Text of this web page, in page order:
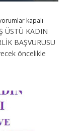
kapalı
ÜSTÜ KADIN
BAŞVURUSU
öncelikle